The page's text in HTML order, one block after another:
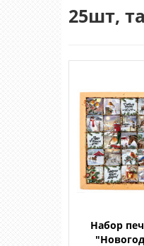
25шт,
Набор